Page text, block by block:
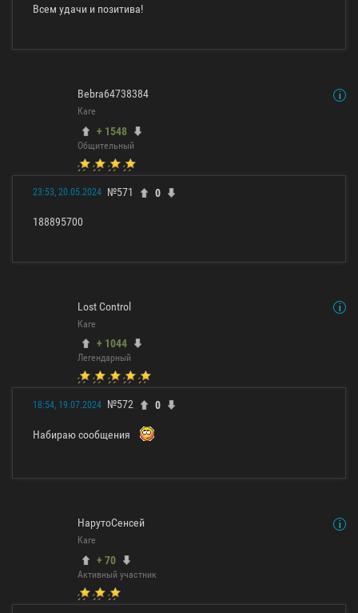
Всем удачи и позитива!
Bebra64738384
Каге
+ 1548
Общительный
23:53, 20.05.2024 №571 0
188895700
Lost Control
Каге
+ 1044
Легендарный
18:54, 19.07.2024 №572 0
Набираю сообщения
НарутоСенсей
Каге
+ 70
Активный участник